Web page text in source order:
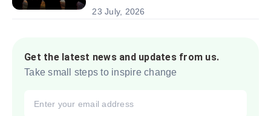
23 July, 2026
Get the latest news and updates from us.
Take small steps to inspire change